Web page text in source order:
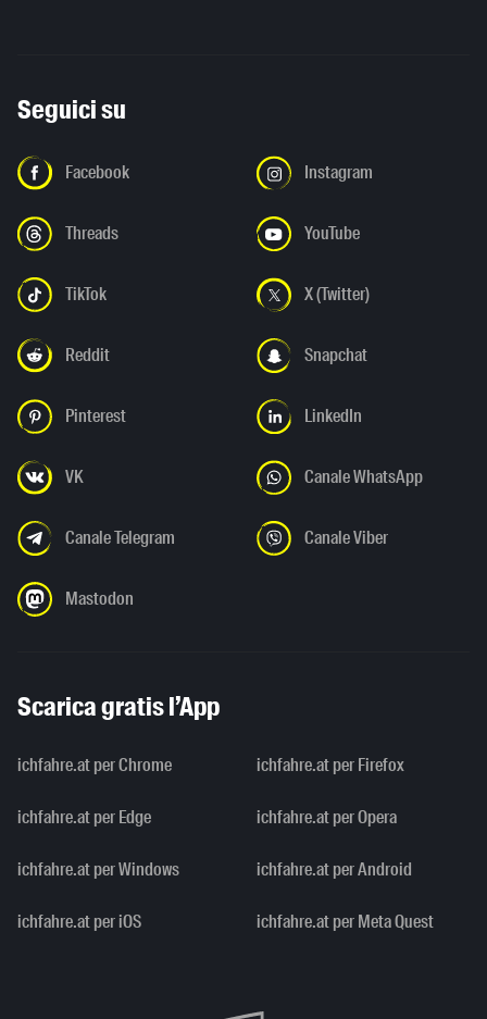
Seguici su
Facebook Instagram
Threads YouTube
TikTok X (Twitter)
Reddit Snapchat
Pinterest LinkedIn
VK Canale WhatsApp
Canale Telegram Canale Viber
Mastodon
Scarica gratis l’App
ichfahre.at per Chrome ichfahre.at per Firefox
ichfahre.at per Edge ichfahre.at per Opera
ichfahre.at per Windows ichfahre.at per Android
ichfahre.at per iOS ichfahre.at per Meta Quest